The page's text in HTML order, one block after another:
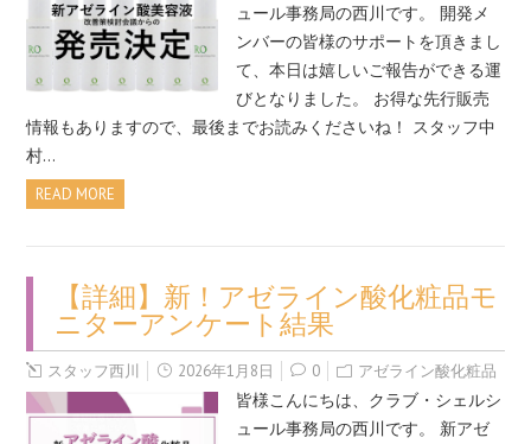
ュール事務局の西川です。 開発メ
ンバーの皆様のサポートを頂きまし
て、本日は嬉しいご報告ができる運
びとなりました。 お得な先行販売
情報もありますので、最後までお読みくださいね！ スタッフ中
村…
READ MORE
【詳細】新！アゼライン酸化粧品モ
ニターアンケート結果
スタッフ西川 2026年1月8日 0 アゼライン酸化粧品
皆様こんにちは、クラブ・シェルシ
ュール事務局の西川です。 新アゼ